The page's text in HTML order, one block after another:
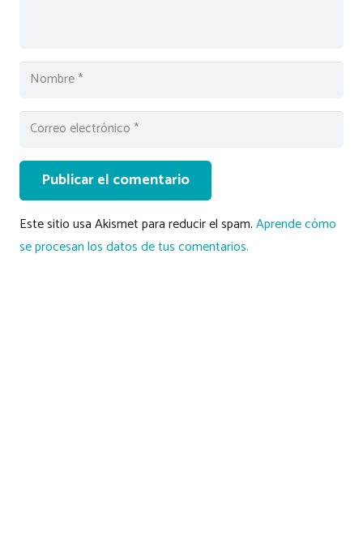
Publicar el comentario
Este sitio usa Akismet para reducir el spam.Aprende cómo
se procesan los datos de tus comentarios.